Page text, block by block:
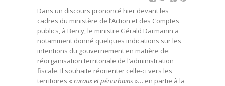
Dans un discours prononcé hier devant les
cadres du ministère de l’Action et des Comptes
publics, à Bercy, le ministre Gérald Darmanin a
notamment donné quelques indications sur les
intentions du gouvernement en matière de
réorganisation territoriale de l’administration
fiscale. Il souhaite réorienter celle-ci vers les
territoires « ruraux et périurbains »… en partie à la